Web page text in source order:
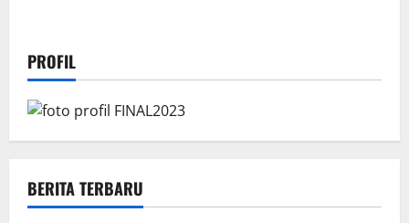
PROFIL
BERITA TERBARU